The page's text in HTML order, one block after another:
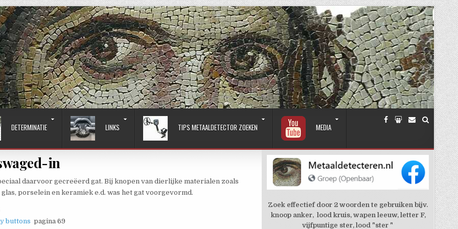
DETERMINATIE LINKS TIPS METAALDETECTOR ZOEKEN MEDIA
in
daarvoor gecreëerd gat. Bij knopen van dierlijke materialen zoals
porselein en keramiek e.d. was het gat voorgevormd.
buttons pagina 69
Zoek effectief door 2 woorden te gebruiken bijv.
knoop anker, lood kruis, wapen leeuw, letter F,
vijfpuntige ster, lood "ster "